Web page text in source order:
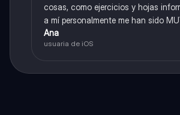
cosas, como ejercicios y hojas
a mí personalmente me han sido
Ana
usuaria de iOS